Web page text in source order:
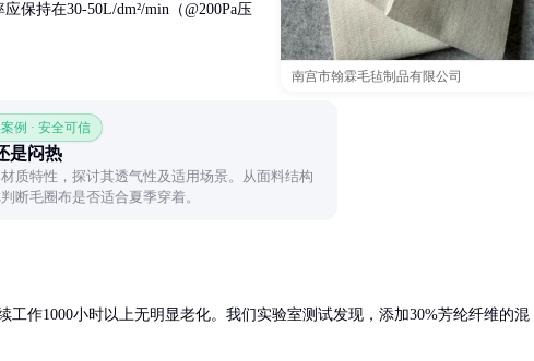
南宫市翰霖毛毡制品有限公司
保持在30-50L/dm²/min（@200Pa压
例 · 安全可信
是闷热
质特性，探讨其透气性及适用场景。从面料结构
断毛圈布是否适合夏季穿着。
作1000小时以上无明显老化。我们实验室测试发现，添加30%芳纶纤维的混